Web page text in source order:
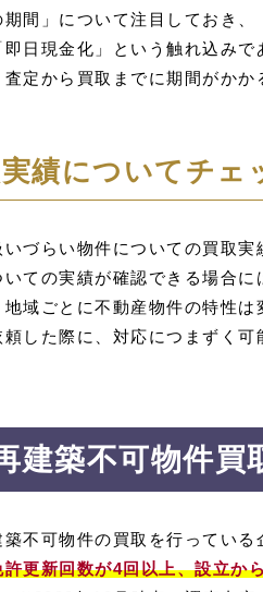
間」について注目しておき
日現金化」という触れ込み
定から買取までに期間がかか
績についてチェ
づらい物件についての買取実
ての実績が確認できる場合
域ごとに不動産物件の特性
した際に、対応につまずく可
建築不可物件買
不可物件の買取を行ってい
許更新回数が4回以上、設立か